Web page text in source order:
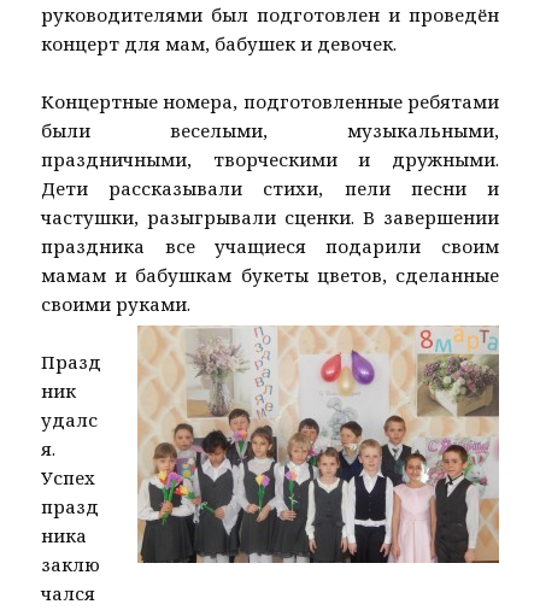
руководителями был подготовлен и проведён
концерт для мам, бабушек и девочек.
Концертные номера, подготовленные ребятами
были веселыми, музыкальными,
праздничными, творческими и дружными.
Дети рассказывали стихи, пели песни и
частушки, разыгрывали сценки. В завершении
праздника все учащиеся подарили своим
мамам и бабушкам букеты цветов, сделанные
своими руками.
Празд
ник
удалс
я.
Успех
празд
ника
заклю
чался